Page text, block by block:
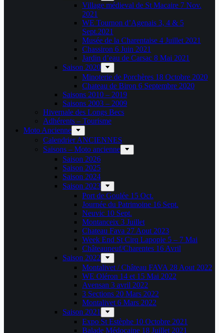
Village médieval de St Macaire 7 Nov.
2021
WE Tournon d’Agenais 3, 4 & 5
Sept.2021
Musée de la Charentaise 4 Juillet 2021
Chassiron 6 Juin 2021
Jardin d’eau de Carsac 8 Mai 2021
Saison 2020
Minoterie de Porchères 18 Octobre 2020
Chateau de Biron 6 Septembre 2020
Saisons 2010 – 2019
Saisons 2003 – 2009
Hivernale des Longs Becs
Adhérents – Tourisme
Moto Ancienne
Calendrier ANCIENNES
Saisons – Moto ancienne
Saison 2026
Saison 2025
Saison 2024
Saison 2023
Port de Goulée 15 Oct.
Journée du Patrimoine 16 Sept.
Neuvic 10 Sept.
Montanceix 3 Juillet
Chateau Fava 27 Aout 2023
Week End St Cirq Lapopie 5 – 7 Mai
Châteauneuf/Charentes 16 Avril
Saison 2022
Montalivet / Château FAVA 28 Aout 2022
WE Oléron 14 et 15 Mai 2022
Avensan 3 avril 2022
3 Sections 20 Mars 2022
Montalivet 6 Mars 2022
Saison 2021
Expo St Estèphe 10 Octobre 2021
Balade Médocaine 18 Juillet 2021